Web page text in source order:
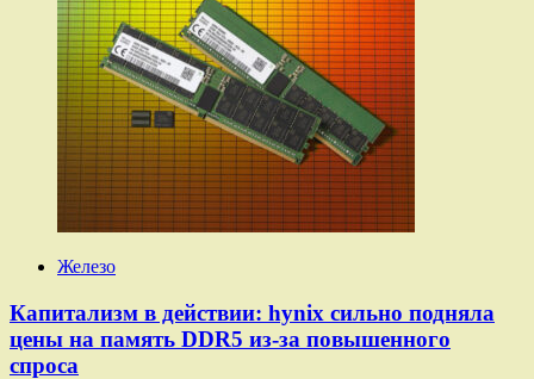
Железо
Капитализм в действии: hynix сильно подняла
цены на память DDR5 из-за повышенного
спроса